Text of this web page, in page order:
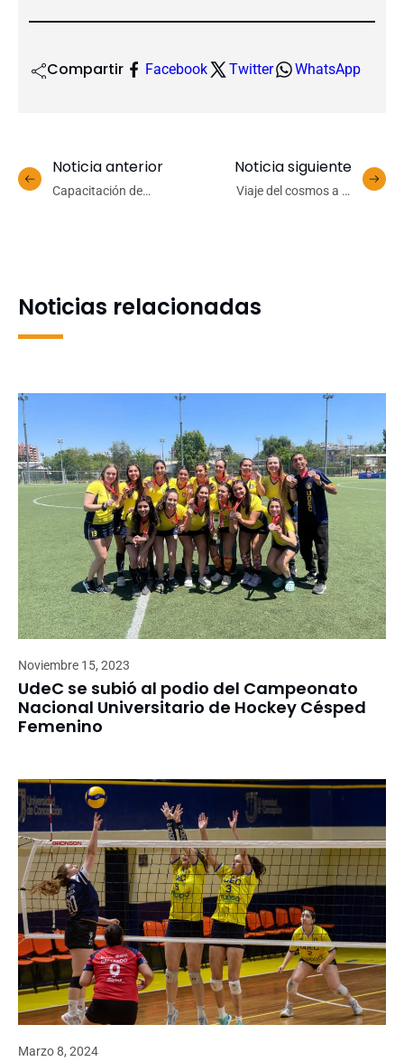
Compartir Facebook Twitter WhatsApp
Noticia anterior
Capacitación de
Noticia siguiente
Viaje del cosmos a la
Noticias relacionadas
Noviembre 15, 2023
UdeC se subió al podio del Campeonato
Nacional Universitario de Hockey Césped
Femenino
Marzo 8, 2024